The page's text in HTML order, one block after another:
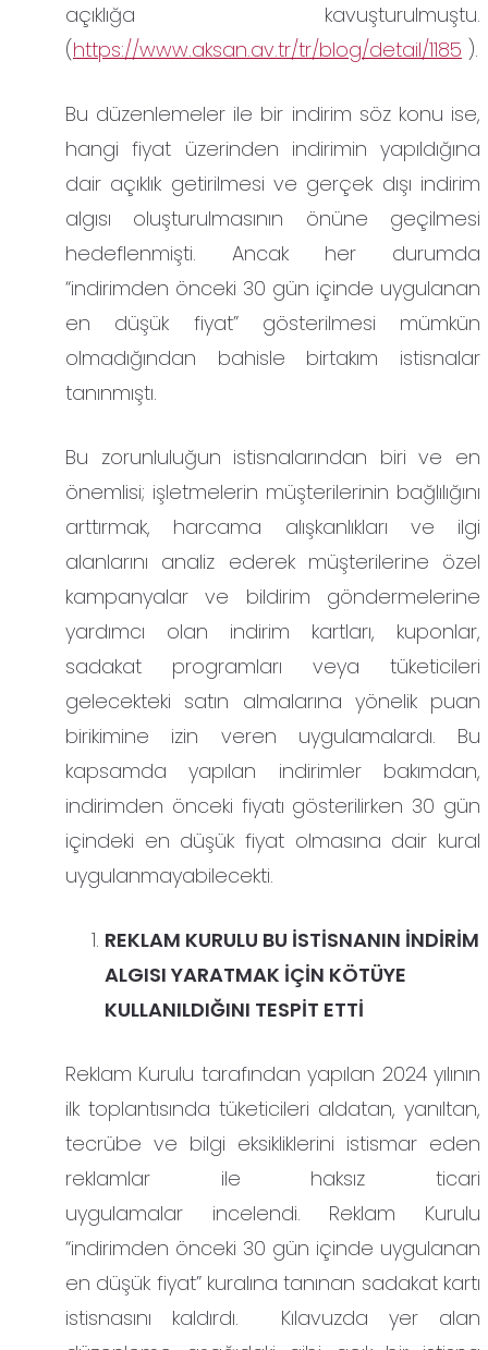
açıklığa kavuşturulmuştu.
(https://www.aksan.av.tr/tr/blog/detail/1185 ).
Bu düzenlemeler ile bir indirim söz konu ise,
hangi fiyat üzerinden indirimin yapıldığına
dair açıklık getirilmesi ve gerçek dışı indirim
algısı oluşturulmasının önüne geçilmesi
hedeflenmişti. Ancak her durumda
“indirimden önceki 30 gün içinde uygulanan
en düşük fiyat” gösterilmesi mümkün
olmadığından bahisle birtakım istisnalar
tanınmıştı.
Bu zorunluluğun istisnalarından biri ve en
önemlisi; işletmelerin müşterilerinin bağlılığını
arttırmak, harcama alışkanlıkları ve ilgi
alanlarını analiz ederek müşterilerine özel
kampanyalar ve bildirim göndermelerine
yardımcı olan indirim kartları, kuponlar,
sadakat programları veya tüketicileri
gelecekteki satın almalarına yönelik puan
birikimine izin veren uygulamalardı. Bu
kapsamda yapılan indirimler bakımdan,
indirimden önceki fiyatı gösterilirken 30 gün
içindeki en düşük fiyat olmasına dair kural
uygulanmayabilecekti.
REKLAM KURULU BU İSTİSNANIN İNDİRİM
ALGISI YARATMAK İÇİN KÖTÜYE
KULLANILDIĞINI TESPİT ETTİ
Reklam Kurulu tarafından yapılan 2024 yılının
ilk toplantısında tüketicileri aldatan, yanıltan,
tecrübe ve bilgi eksikliklerini istismar eden
reklamlar ile haksız ticari
uygulamalar incelendi. Reklam Kurulu
“indirimden önceki 30 gün içinde uygulanan
en düşük fiyat” kuralına tanınan sadakat kartı
istisnasını kaldırdı. Kılavuzda yer alan